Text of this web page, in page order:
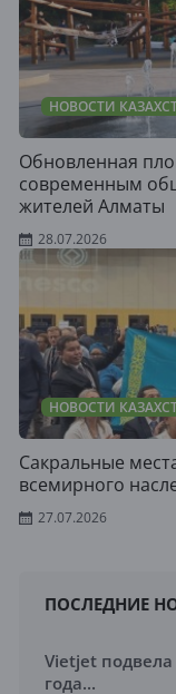
НОВОСТИ
Обновленная
современным
жителей Алматы
28.07.2026
НОВОСТИ
Сакральные
всемирного
27.07.2026
ПОСЛЕДНИЕ
Vietjet подвела
года...